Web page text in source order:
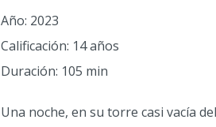
Año: 2023
Calificación: 14 años
Duración: 105 min
Una noche, en su torre casi vacía